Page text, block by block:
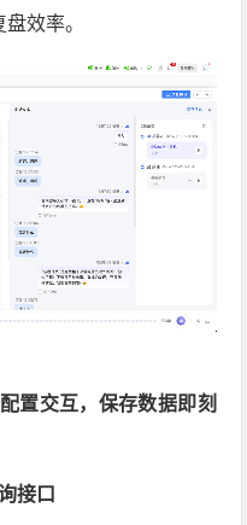
效率。
置交互，保存数据即刻
接口